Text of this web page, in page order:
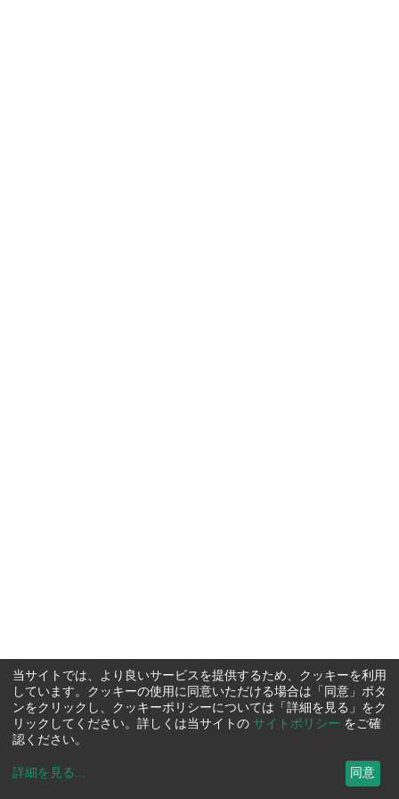
当サイトでは、より良いサービスを提供するため、クッキーを利用
しています。クッキーの使用に同意いただける場合は「同意」ボタ
ンをクリックし、クッキーポリシーについては「詳細を見る」をク
リックしてください。詳しくは当サイトの サイトポリシー をご確
認ください。
詳細を見る ... 同意